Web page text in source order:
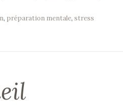
, préparation mentale,stress